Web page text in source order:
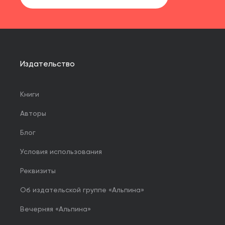
Издательство
Книги
Авторы
Блог
Условия использования
Реквизиты
Об издательской группе «Альпина»
Вечерняя «Альпина»